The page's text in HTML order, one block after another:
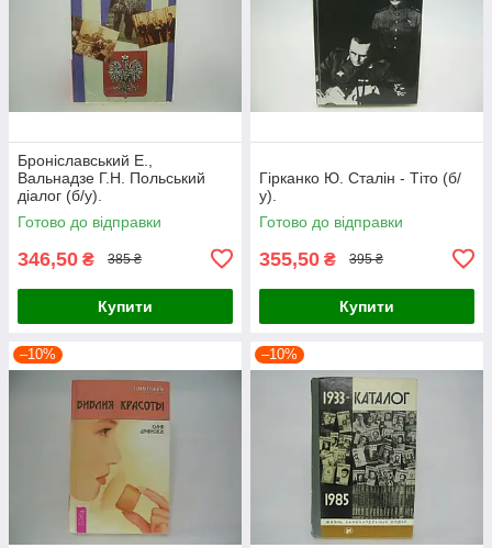
Броніславський Е.,
Вальнадзе Г.Н. Польський
діалог (б/у).
Готово до відправки
346,50 ₴ 385 ₴
Купити
Гірканко Ю. Сталін - Тіто (б/
у).
Готово до відправки
355,50 ₴ 395 ₴
Купити
–10% –10%